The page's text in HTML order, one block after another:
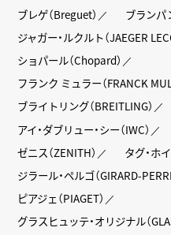
ブレゲ（Breguet）
ブランパ
ジャガー・ルクルト（JAEGER
ショパール（Chopard）
フランク ミュラー（FRANCK
ブライトリング（BREITLING）
アイ・ダブリュー・シー（IWC）
ゼニス（ZENITH）
タグ・ホ
ジラール・ペルゴ（GIRARD-
ピアジェ（PIAGET）
グラスヒュッテ・オリジナル（